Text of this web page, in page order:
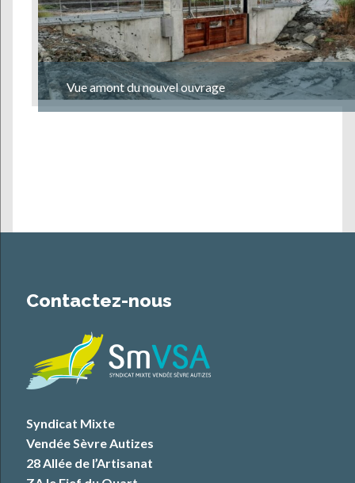
Vue amont du nouvel ouvrage
Contactez-nous
Syndicat Mixte
Vendée Sèvre Autizes
28 Allée de l’Artisanat